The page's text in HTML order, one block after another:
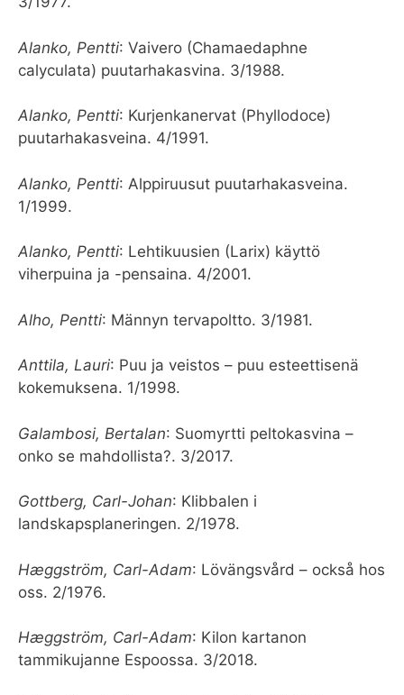
Alanko, Pentti: Vaivero (Chamaedaphne
calyculata) puutarhakasvina. 3/1988.
Alanko, Pentti: Kurjenkanervat (Phyllodoce)
puutarhakasveina. 4/1991.
Alanko, Pentti: Alppiruusut puutarhakasveina.
1/1999.
Alanko, Pentti: Lehtikuusien (Larix) käyttö
viherpuina ja -pensaina. 4/2001.
Alho, Pentti: Männyn tervapoltto. 3/1981.
Anttila, Lauri: Puu ja veistos – puu esteettisenä
kokemuksena. 1/1998.
Galambosi, Bertalan: Suomyrtti peltokasvina –
onko se mahdollista?. 3/2017.
Gottberg, Carl-Johan: Klibbalen i
landskapsplaneringen. 2/1978.
Hæggström, Carl-Adam: Lövängsvård – också hos
oss. 2/1976.
Hæggström, Carl-Adam: Kilon kartanon
tammikujanne Espoossa. 3/2018.